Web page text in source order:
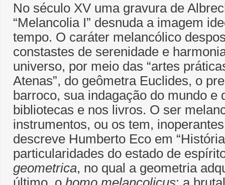
No século XV uma gravura de
“Melancolia I” desnuda a imagem
tempo. O caráter melancólico
constastes de serenidade e
universo, por meio das “artes
Atenas”, do geômetra Euclides, o
barroco, sua indagação do mundo e
bibliotecas e nos livros. O ser
instrumentos, ou os tem,
descreve Humberto Eco em
particularidades do estado de
geometrica, no qual a geometria